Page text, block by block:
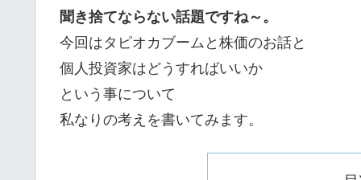
聞き捨てならない話題ですね～。
今回はタピオカブームと株価のお話と
個人投資家はどうすればいいか
という事について
私なりの考えを書いてみます。